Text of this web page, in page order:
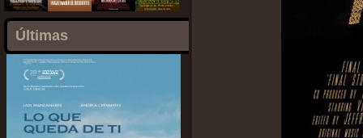
Últimas